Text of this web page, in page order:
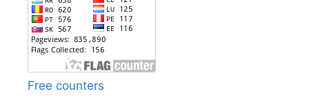
Free counters